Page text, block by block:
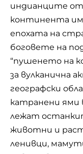
индианците от
континента
епохата на
боговете на
“пушенето на
за вулканична
географски
катранени ями
лежат
животни и
ленивци,